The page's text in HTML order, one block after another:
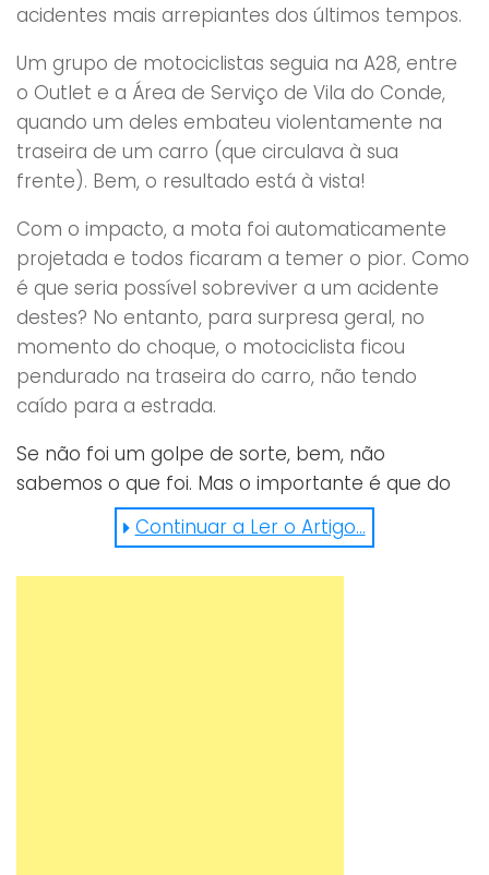
acidentes mais arrepiantes dos últimos tempos.
Um grupo de motociclistas seguia na A28, entre
o Outlet e a Área de Serviço de Vila do Conde,
quando um deles embateu violentamente na
traseira de um carro (que circulava à sua
frente). Bem, o resultado está à vista!
Com o impacto, a mota foi automaticamente
projetada e todos ficaram a temer o pior. Como
é que seria possível sobreviver a um acidente
destes? No entanto, para surpresa geral, no
momento do choque, o motociclista ficou
pendurado na traseira do carro, não tendo
caído para a estrada.
Se não foi um golpe de sorte, bem, não
sabemos o que foi. Mas o importante é que do
acidente não resultaram feridos (por mais
estranho que possa parecer). Não perca!
Continuar a Ler o Artigo...